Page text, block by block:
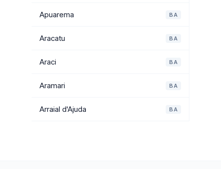
Apuarema BA
Aracatu BA
Araci BA
Aramari BA
Arraial d'Ajuda BA